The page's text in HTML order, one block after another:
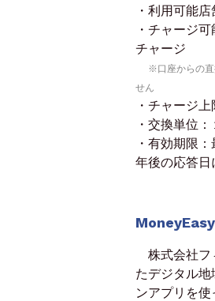
・利用可能
・チャージ
チャージ
※口座からの直
せん
・チャージ
・交換単位
・有効期限
年後の応答日
株式会社フ
たデジタル
ンアプリを